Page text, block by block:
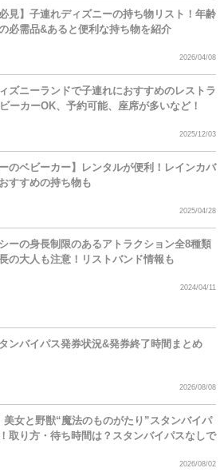
必見】子連れディズニーの持ち物リスト！年齢
必需品&あると便利な持ち物を紹介
2026/04/08
ィズニーランドで子連れにおすすめのレストラ
ーカーOK、予約可能、座席が多いなど！
2025/12/03
ーのベビーカー】レンタルが便利！レインカバ
すすめの持ち物も
2025/04/28
ーの身長制限のあるアトラクション全8種類
の大人も注意！リストバンド情報も
2024/04/11
タンバイパス発券状況&発券終了時間まとめ
2026/08/08
美女と野獣“魔法のものがたり”スタンバイパ
取り方・待ち時間は？スタンバイパスなしで
2026/08/02